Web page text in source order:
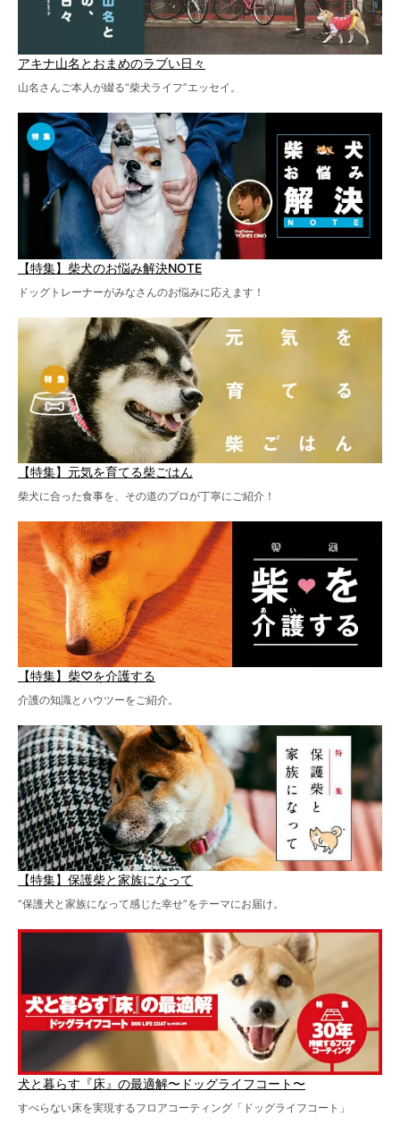
アキナ山名とおまめのラブい日々
山名さんご本人が綴る“柴犬ライフ”エッセイ。
【特集】柴犬のお悩み解決NOTE
ドッグトレーナーがみなさんのお悩みに応えます！
【特集】元気を育てる柴ごはん
柴犬に合った食事を、その道のプロが丁寧にご紹介！
【特集】柴♡を介護する
介護の知識とハウツーをご紹介。
【特集】保護柴と家族になって
“保護犬と家族になって感じた幸せ”をテーマにお届け。
犬と暮らす『床』の最適解〜ドッグライフコート〜
すべらない床を実現するフロアコーティング「ドッグライフコート」